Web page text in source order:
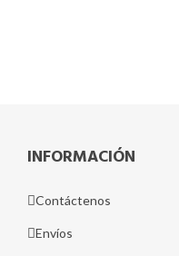
INFORMACIÓN
Contáctenos
Envíos